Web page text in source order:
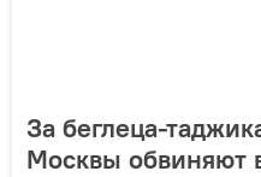
За беглеца-
Москвы обвиняют